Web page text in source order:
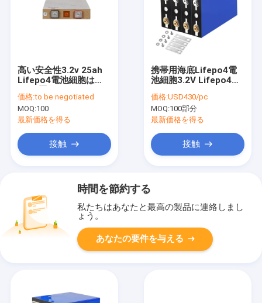
高い安全性3.2v 25ah
Lifepo4電池細胞は
めのサイクル寿命を
価格:to be negotiated
MOQ:100
最新価格を得る
接触
携帯用海底Lifepo4電
池細胞3.2V Lifepo4
価格:USD430/pc
MOQ:100部分
最新価格を得る
接触
時間を節約する
私たちはあなたと最高の製品に連絡しまし
ょう。
あなたの要件を与える